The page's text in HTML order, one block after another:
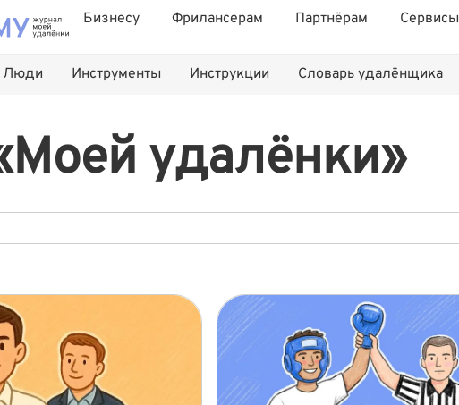
Бизнесу Фрилансерам Партнёрам Сервисы
Люди Инструменты Инструкции Словарь удалёнщика
удалёнки»